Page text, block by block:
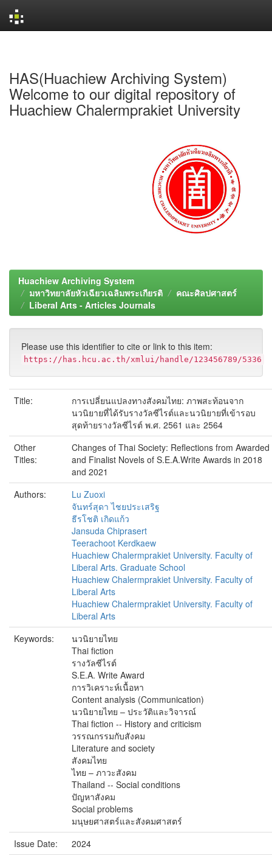
HAS(Huachiew Archiving System)
Welcome to our digital repository of
Huachiew Chalermprakiet University
Huachiew Archiving System
มหาวิทยาลัยหัวเฉียวเฉลิมพระเกียรติ
คณะศิลปศาสตร์
Liberal Arts - Articles Journals
Please use this identifier to cite or link to this item:
https://has.hcu.ac.th/xmlui/handle/123456789/5336
Title:
การเปลี่ยนแปลงทางสังคมไทย: ภาพสะท้อนจาก
นวนิยายที่ได้รับรางวัลซีไรต์และนวนิยายที่เข้ารอบ
สุดท้ายรางวัลซีไรต์ พ.ศ. 2561 และ 2564
Other
Titles:
Changes of Thai Society: Reflections from Awarded
and Finalist Novels of S.E.A.Write Awards in 2018
and 2021
Authors:
Lu Zuoxi
จันทร์สุดา ไชยประเสริฐ
ธีรโชติ เกิดแก้ว
Jansuda Chiprasert
Teerachoot Kerdkaew
Huachiew Chalermprakiet University. Faculty of
Liberal Arts. Graduate School
Huachiew Chalermprakiet University. Faculty of
Liberal Arts
Huachiew Chalermprakiet University. Faculty of
Liberal Arts
Keywords:
นวนิยายไทย
Thai fiction
รางวัลซีไรต์
S.E.A. Write Award
การวิเคราะห์เนื้อหา
Content analysis (Communication)
นวนิยายไทย – ประวัติและวิจารณ์
Thai fiction -- History and criticism
วรรณกรรมกับสังคม
Literature and society
สังคมไทย
ไทย – ภาวะสังคม
Thailand -- Social conditions
ปัญหาสังคม
Social problems
มนุษยศาสตร์และสังคมศาสตร์
Issue Date:
2024